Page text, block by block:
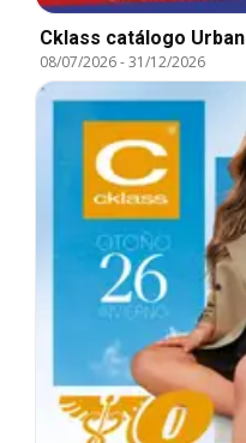
Cklass catálogo Urban
08/07/2026-31/12/2026